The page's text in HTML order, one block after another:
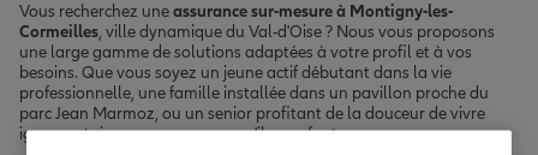
Vous recherchez uneassurance sur-mesure à Montigny-les-
Cormeilles, ville dynamique du Val-d'Oise ? Nous vous proposons
une large gamme de solutions adaptées à votre profil et à vos
besoins. Que vous soyez un jeune actif débutant dans la vie
professionnelle, une famille installée dans un pavillon proche du
parc Jean Marmoz, ou un senior profitant de la douceur de vivre
ignymontaine, nous avons ce qu'il vous faut.